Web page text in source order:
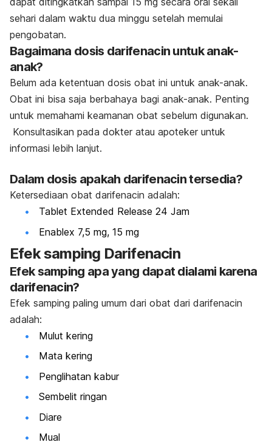
sehari dalam waktu dua minggu setelah memulai
pengobatan.
Bagaimana dosis darifenacin untuk anak-
anak?
Belum ada ketentuan dosis obat ini untuk anak-anak.
Obat ini bisa saja berbahaya bagi anak-anak. Penting
untuk memahami keamanan obat sebelum digunakan.
Konsultasikan pada dokter atau apoteker untuk
informasi lebih lanjut.
Dalam dosis apakah darifenacin tersedia?
Ketersediaan obat darifenacin adalah:
Tablet Extended Release 24 Jam
Enablex 7,5 mg, 15 mg
Efek samping Darifenacin
Efek samping apa yang dapat dialami karena
darifenacin?
Efek samping paling umum dari obat dari darifenacin
adalah:
Mulut kering
Mata kering
Penglihatan kabur
Sembelit ringan
Diare
Mual